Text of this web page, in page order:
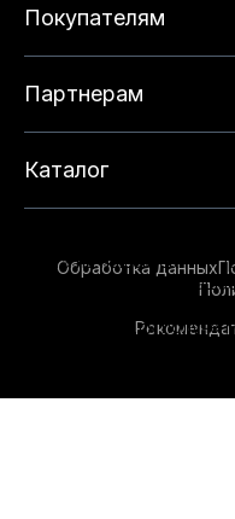
Покупателям
Партнерам
Каталог
Обработка данных
опыта на нашем сайте.
данный сайт, вы
технологий. Для